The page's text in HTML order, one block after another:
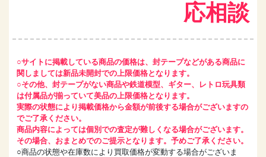
応相談
○サイトに掲載している商品の価格は、封テープなどがある商品に
関しましては新品未開封での上限価格となります。
○その他、封テープがない商品や鉄道模型、ギター、レトロ玩具類
は付属品が揃っていて美品の上限価格となります。
実際の状態により掲載価格から金額が前後する場合がございますの
でご了承ください。
商品内容によっては個別での査定が難しくなる場合がございます。
その場合、おまとめでのご提示となります。予めご了承ください。
○商品の状態や在庫数により買取価格が変動する場合がございま